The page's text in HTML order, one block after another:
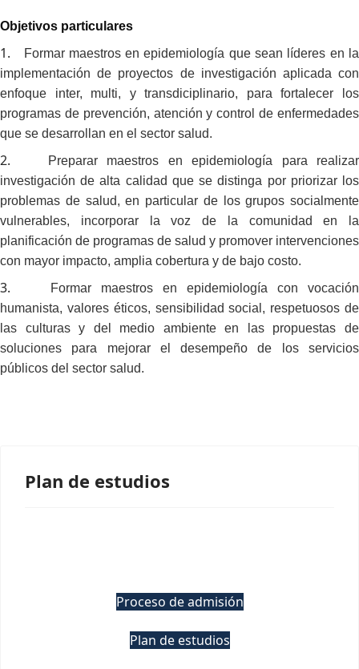
Objetivos particulares
1.
Formar maestros en epidemiología que sean líderes en la
implementación de proyectos de investigación aplicada con
enfoque inter, multi, y transdiciplinario, para fortalecer los
programas de prevención, atención y control de enfermedades
que se desarrollan en el sector salud.
2.
Preparar maestros en epidemiología para realizar
investigación de alta calidad que se distinga por priorizar los
problemas de salud, en particular de los grupos socialmente
vulnerables, incorporar la voz de la comunidad en la
planificación de programas de salud y promover intervenciones
con mayor impacto, amplia cobertura y de bajo costo.
3.
Formar maestros en epidemiología con vocación
humanista, valores éticos, sensibilidad social, respetuosos de
las culturas y del medio ambiente en las propuestas de
soluciones para mejorar el desempeño de los servicios
públicos del sector salud.
Plan de estudios
Proceso de admisión
Plan de estudios